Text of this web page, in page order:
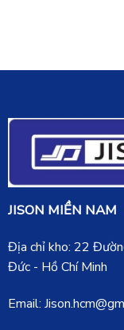
JISON MIỀN NAM
Địa chỉ kho: 22
Đức - Hồ Chí Minh
Email: